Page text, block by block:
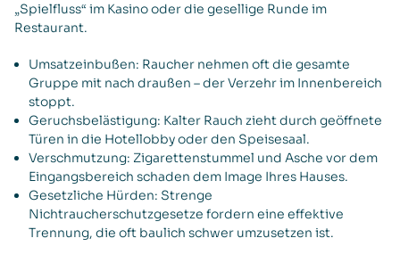
„Spielfluss“ im Kasino oder die gesellige Runde im
Restaurant.
Umsatzeinbußen: Raucher nehmen oft die gesamte
Gruppe mit nach draußen – der Verzehr im Innenbereich
stoppt.
Geruchsbelästigung: Kalter Rauch zieht durch geöffnete
Türen in die Hotellobby oder den Speisesaal.
Verschmutzung: Zigarettenstummel und Asche vor dem
Eingangsbereich schaden dem Image Ihres Hauses.
Gesetzliche Hürden: Strenge
Nichtraucherschutzgesetze fordern eine effektive
Trennung, die oft baulich schwer umzusetzen ist.